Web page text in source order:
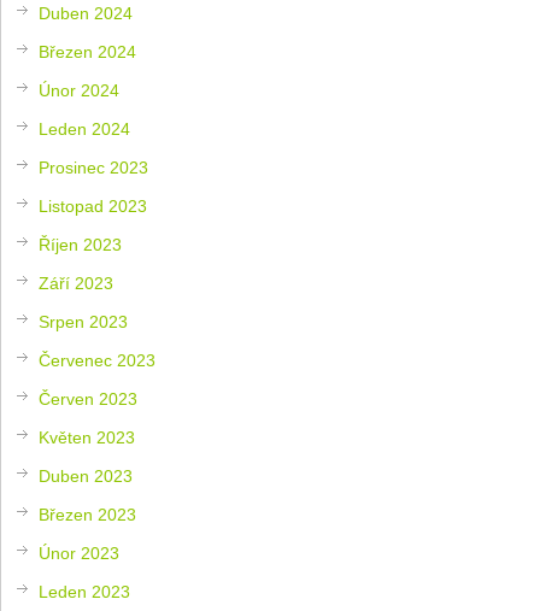
Duben 2024
Březen 2024
Únor 2024
Leden 2024
Prosinec 2023
Listopad 2023
Říjen 2023
Září 2023
Srpen 2023
Červenec 2023
Červen 2023
Květen 2023
Duben 2023
Březen 2023
Únor 2023
Leden 2023